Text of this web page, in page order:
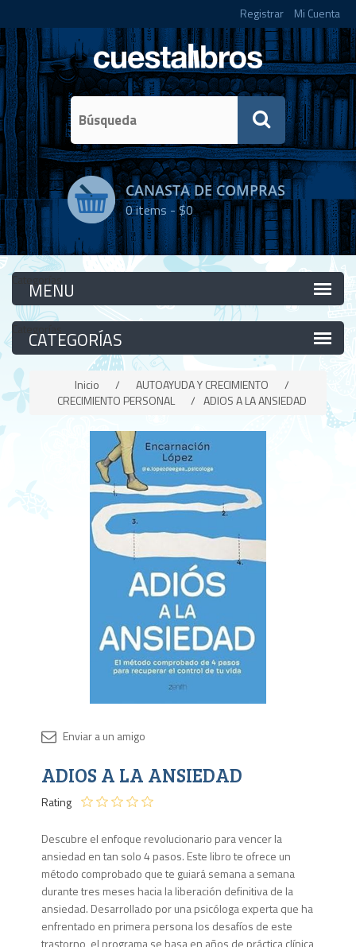
Registrar Mi Cuenta
CANASTA DE COMPRAS
0items -$0
Categorías
Categorías
Inicio / AUTOAYUDA Y CRECIMIENTO
/
CRECIMIENTO PERSONAL
/ ADIOS A LA ANSIEDAD
ADIOS A LA ANSIEDAD
Rating
Descubre el enfoque revolucionario para vencer la
ansiedad en tan solo 4 pasos. Este libro te ofrece un
método comprobado que te guiará semana a semana
durante tres meses hacia la liberación definitiva de la
ansiedad. Desarrollado por una psicóloga experta que ha
enfrentado en primera persona los desafíos de este
trastorno, el programa se basa en años de práctica clínica